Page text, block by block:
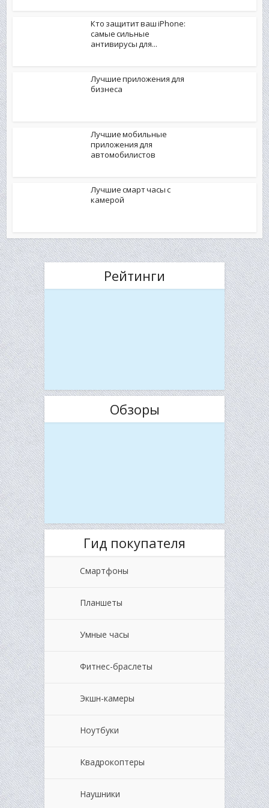
Кто защитит ваш iPhone:
самые сильные
антивирусы для...
Лучшие приложения для
бизнеса
Лучшие мобильные
приложения для
автомобилистов
Лучшие смарт часы с
камерой
Рейтинги
Обзоры
Гид покупателя
Смартфоны
Планшеты
Умные часы
Фитнес-браслеты
Экшн-камеры
Ноутбуки
Квадрокоптеры
Наушники